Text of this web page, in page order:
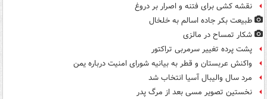
نقشه کشی برای فتنه و اصرار بر دروغ
طبیعت بکر جاده اسالم به خلخال
شکار تمساح در مالزی
پشت پرده تغییر سرمربی تراکتور
واکنش عربستان و قطر به بیانیه شورای امنیت درباره یمن
مرد سال والیبال آسیا انتخاب شد
نخستین تصویر مسی بعد از مرگ پدر